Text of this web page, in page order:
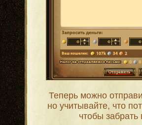
Теперь можно
но учитывайте, что
чтобы